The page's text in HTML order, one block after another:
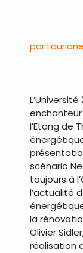
par
l’Etang de
scénario
toujours à
l’actualité
la
Olivier
réalisation